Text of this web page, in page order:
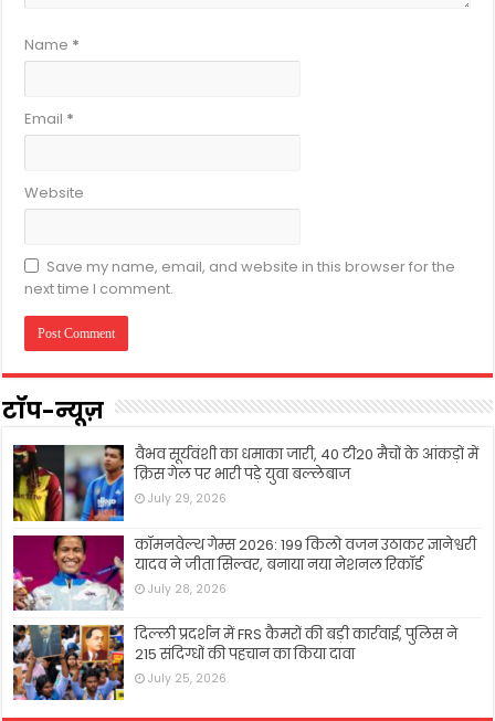
Name *
Email *
Website
Save my name, email, and website in this browser for the
next time I comment.
टॉप-न्यूज़
वैभव सूर्यवंशी का धमाका जारी, 40 टी20 मैचों के आंकड़ों में
क्रिस गेल पर भारी पड़े युवा बल्लेबाज
July 29, 2026
कॉमनवेल्थ गेम्स 2026: 199 किलो वजन उठाकर ज्ञानेश्वरी
यादव ने जीता सिल्वर, बनाया नया नेशनल रिकॉर्ड
July 28, 2026
दिल्ली प्रदर्शन में FRS कैमरों की बड़ी कार्रवाई, पुलिस ने
215 संदिग्धों की पहचान का किया दावा
July 25, 2026